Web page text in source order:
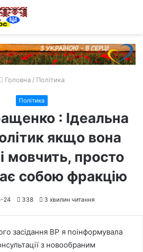
Головна / Політика
Політика
: Ідеальна
якщо вона
мовчить, просто
собою фракцію
24 338 3 хвилин читання
засідання ВР я поінформувала
з новообраним